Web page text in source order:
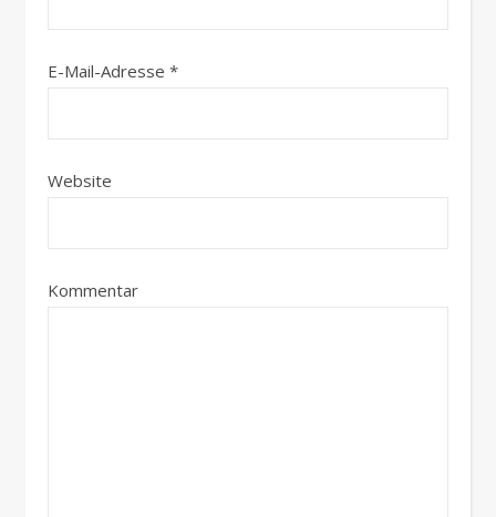
E-Mail-Adresse *
Website
Kommentar